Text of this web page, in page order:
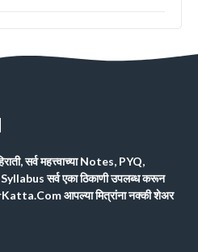
सर्व महत्त्वाच्या Notes, PYQ,
सर्व एका ठिकाणी उपलब्ध करून
आपल्या मित्रांना नक्की शेअर